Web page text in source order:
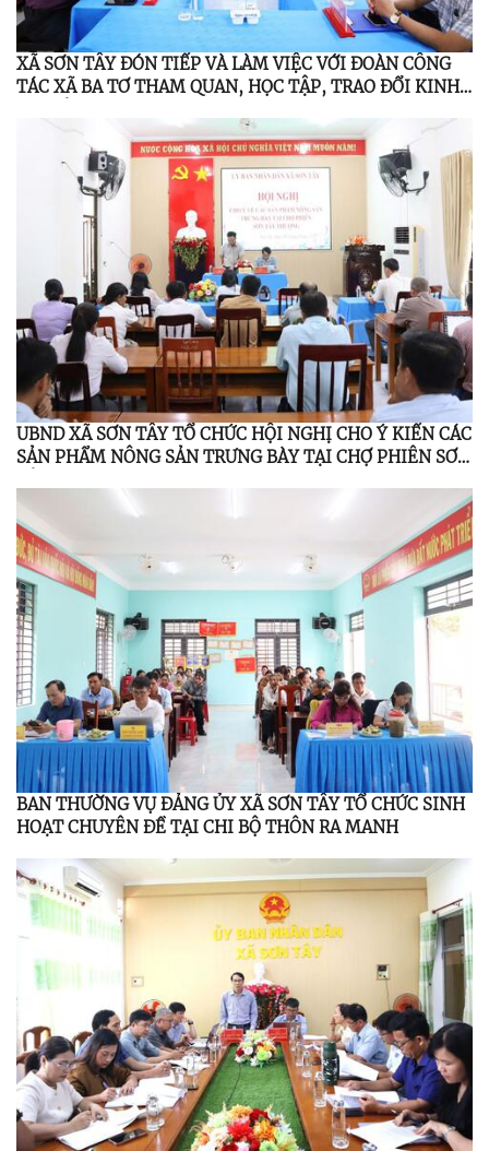
XÃ SƠN TÂY ĐÓN TIẾP VÀ LÀM VIỆC VỚI ĐOÀN CÔNG
TÁC XÃ BA TƠ THAM QUAN, HỌC TẬP, TRAO ĐỔI KINH
UBND XÃ SƠN TÂY TỔ CHỨC HỘI NGHỊ CHO Ý KIẾN CÁC
SẢN PHẨM NÔNG SẢN TRƯNG BÀY TẠI CHỢ PHIÊN SƠN
BAN THƯỜNG VỤ ĐẢNG ỦY XÃ SƠN TÂY TỔ CHỨC SINH
HOẠT CHUYÊN ĐỀ TẠI CHI BỘ THÔN RA MANH